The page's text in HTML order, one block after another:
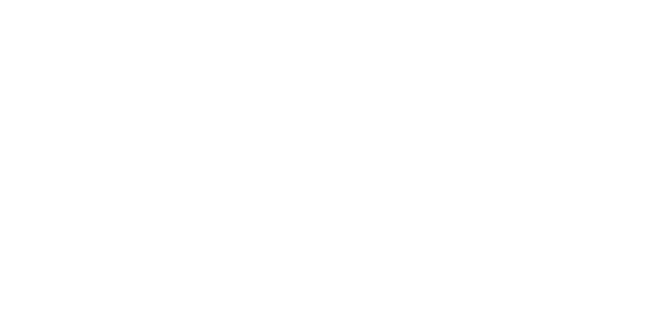
durchgesetzt, der hier verwendete